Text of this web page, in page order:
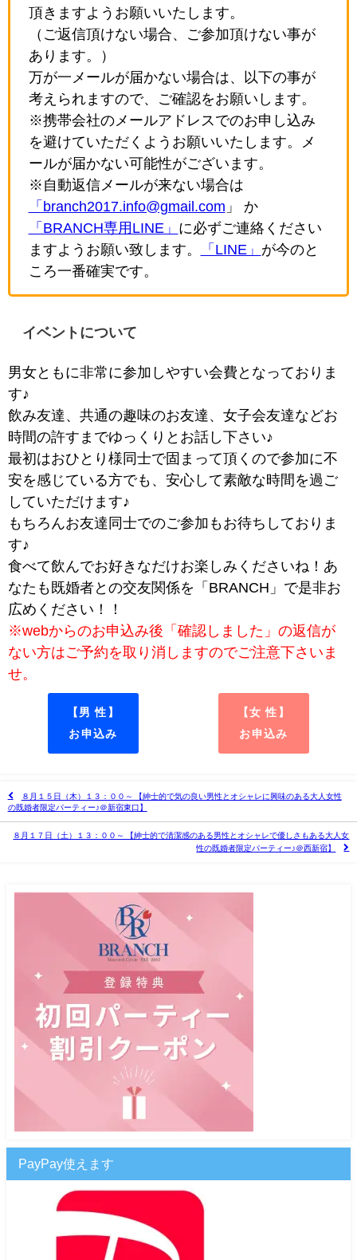
頂きますようお願いいたします。
（ご返信頂けない場合、ご参加頂けない事が
あります。）
万が一メールが届かない場合は、以下の事が
考えられますので、ご確認をお願いします。
※携帯会社のメールアドレスでのお申し込み
を避けていただくようお願いいたします。メ
ールが届かない可能性がございます。
※自動返信メールが来ない場合は
「branch2017.info@gmail.com 」 か
「BRANCH専用LINE」 に必ずご連絡ください
ますようお願い致します。
「LINE」 が今のと
ころ一番確実です。
イベントについて
男女ともに非常に参加しやすい会費となっておりま
す♪
飲み友達、共通の趣味のお友達、女子会友達などお
時間の許すまでゆっくりとお話し下さい♪
最初はおひとり様同士で固まって頂くので参加に不
安を感じている方でも、安心して素敵な時間を過ご
していただけます♪
もちろんお友達同士でのご参加もお待ちしておりま
す♪
食べて飲んでお好きなだけお楽しみくださいね！あ
なたも既婚者との交友関係を「BRANCH」で是非お
広めください！！
※webからのお申込み後「確認しました」の返信が
ない方はご予約を取り消しますのでご注意下さいま
せ。
【男 性】
お申込み
【女 性】
お申込み
８月１５日（木）１３：００～ 【紳士的で気の良い男性とオシャレに興味のある大人女性
の既婚者限定パーティー♪＠新宿東口】
８月１７日（土）１３：００～ 【紳士的で清潔感のある男性とオシャレで優しさもある大人女
性の既婚者限定パーティー♪＠西新宿】
PayPay使えます